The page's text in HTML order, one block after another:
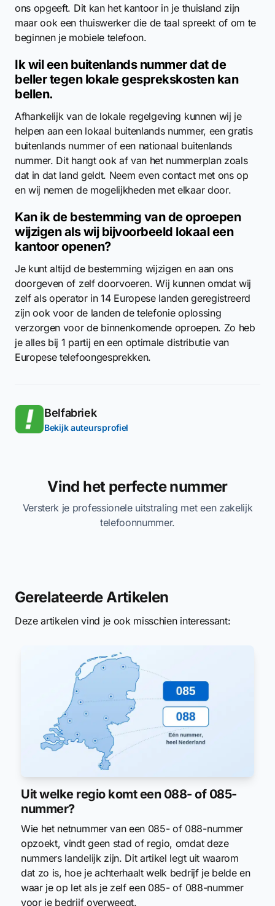
ons opgeeft. Dit kan het kantoor in je thuisland zijn
maar ook een thuiswerker die de taal spreekt of om te
beginnen je mobiele telefoon.
Ik wil een buitenlands nummer dat de
beller tegen lokale gesprekskosten kan
bellen.
Afhankelijk van de lokale regelgeving kunnen wij je
helpen aan een lokaal buitenlands nummer, een gratis
buitenlands nummer of een nationaal buitenlands
nummer. Dit hangt ook af van het nummerplan zoals
dat in dat land geldt. Neem even contact met ons op
en wij nemen de mogelijkheden met elkaar door.
Kan ik de bestemming van de oproepen
wijzigen als wij bijvoorbeeld lokaal een
kantoor openen?
Je kunt altijd de bestemming wijzigen en aan ons
doorgeven of zelf doorvoeren. Wij kunnen omdat wij
zelf als operator in 14 Europese landen geregistreerd
zijn ook voor de landen de telefonie oplossing
verzorgen voor de binnenkomende oproepen. Zo heb
je alles bij 1 partij en een optimale distributie van
Europese telefoongesprekken.
Belfabriek
Bekijk auteursprofiel
Vind het perfecte nummer
Versterk je professionele uitstraling met een zakelijk
telefoonnummer.
Gerelateerde Artikelen
Deze artikelen vind je ook misschien interessant:
Uit welke regio komt een 088- of 085-
nummer?
Wie het netnummer van een 085- of 088-nummer
opzoekt, vindt geen stad of regio, omdat deze
nummers landelijk zijn. Dit artikel legt uit waarom
dat zo is, hoe je achterhaalt welk bedrijf je belde en
waar je op let als je zelf een 085- of 088-nummer
voor je bedrijf overweegt.